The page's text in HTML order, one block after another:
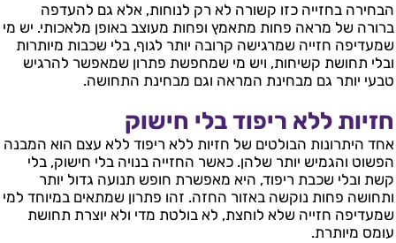
הבחירה בחזייה כזו קשורה לא רק לנוחות, אלא גם להעדפה
ברורה של מראה פחות מתאמץ ופחות מעוצב באופן מלאכותי. יש מי
שמעדיפה חזייה שמרגישה קרובה יותר לגוף, בלי שכבות מיותרות
ובלי תחושת קשיחות, ויש מי שמחפשת פתרון שמאפשר להרגיש
טבעי יותר גם מבחינת המראה וגם מבחינת התחושה.
חזיות ללא ריפוד בלי חישוק
אחד היתרונות הבולטים של חזיות ללא ריפוד ללא עצם הוא המבנה
הפשוט והגמיש יותר שלהן. כאשר החזייה בנויה בלי חישוק, בלי
קשת ובלי שכבת ריפוד, היא מאפשרת חופש תנועה גדול יותר
ותחושה פחות נוקשה באזור החזה. זהו פתרון שמתאים במיוחד למי
שמעדיפה חזייה שלא לוחצת, לא בולטת מדי ולא יוצרת תחושת
עומס מיותרת.